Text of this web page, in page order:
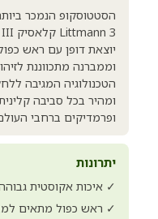
הסטטוסקופ הנמכר
יוצאת דופן עם ראש
וממברנה מתכווננת
הטכנולוגיה המגיבה
ומהיר בכל סביבה
ופרמדיקים ברחבי
יתרונות
✓ איכות אקוסטית
✓ ראש כפול מתאים